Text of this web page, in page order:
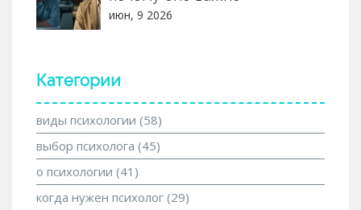
июн, 9 2026
Категории
виды психологии (58)
выбор психолога (45)
о психологии (41)
когда нужен психолог (29)